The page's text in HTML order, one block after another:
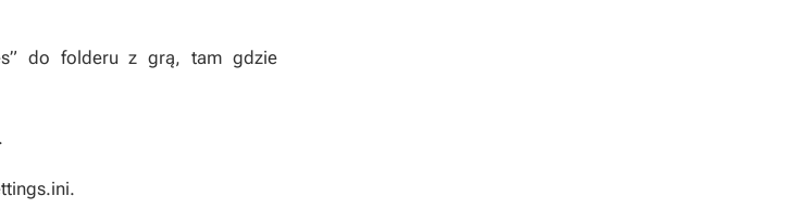
do folderu z grą, tam gdzie
.